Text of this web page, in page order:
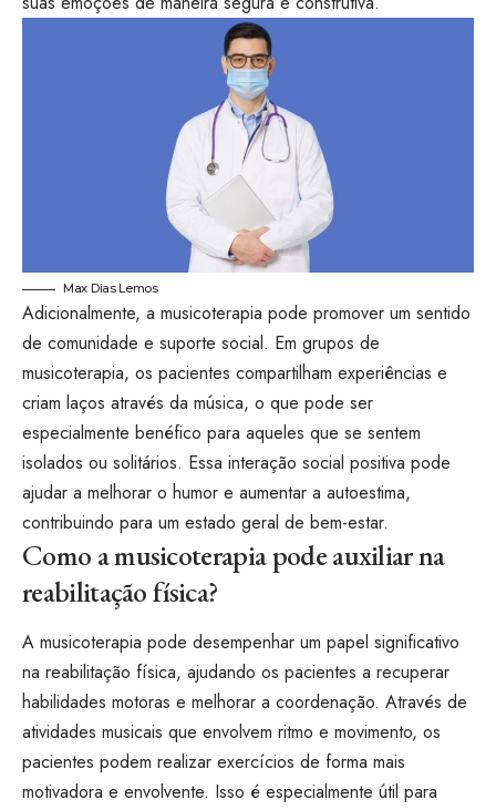
Max Dias Lemos
Adicionalmente, a musicoterapia pode promover um sentido
de comunidade e suporte social. Em grupos de
musicoterapia, os pacientes compartilham experiências e
criam laços através da música, o que pode ser
especialmente benéfico para aqueles que se sentem
isolados ou solitários. Essa interação social positiva pode
ajudar a melhorar o humor e aumentar a autoestima,
contribuindo para um estado geral de bem-estar.
Como a musicoterapia pode auxiliar na
reabilitação física?
A musicoterapia pode desempenhar um papel significativo
na reabilitação física, ajudando os pacientes a recuperar
habilidades motoras e melhorar a coordenação. Através de
atividades musicais que envolvem ritmo e movimento, os
pacientes podem realizar exercícios de forma mais
motivadora e envolvente. Isso é especialmente útil para